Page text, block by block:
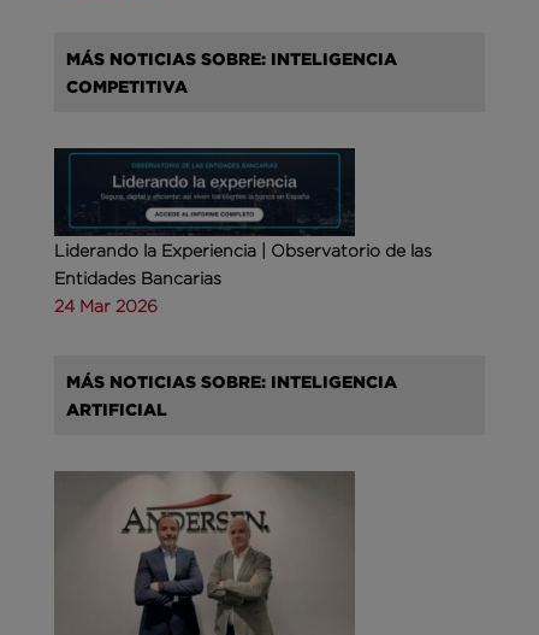
MÁS NOTICIAS SOBRE: INTELIGENCIA
COMPETITIVA
Liderando la Experiencia | Observatorio de las
Entidades Bancarias
24 Mar 2026
MÁS NOTICIAS SOBRE: INTELIGENCIA
ARTIFICIAL